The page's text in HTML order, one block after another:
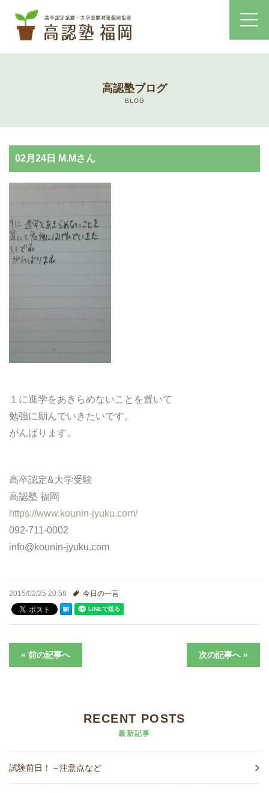
高認塾のご案内
高卒認定試験とは
高卒認定試験にかかる費用
アクセス情報
お問い合わせ
高認塾ブログ
進学実績
生徒さんの声
高認塾ブログ
BLOG
02月24日 M.Mさん
１に進学をあきらめないことを置いて
勉強に励んでいきたいです。
がんばります。
高卒認定&大学受験
高認塾 福岡
https://www.kounin-jyuku.com/
092-711-0002
info@kounin-jyuku.com
2015/02/25 20:58 今日の一言
« 前の記事へ 次の記事へ »
RECENT POSTS
最新記事
試験前日！～注意点など